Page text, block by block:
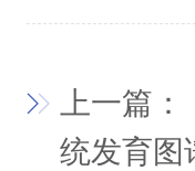
上一篇
统发育图